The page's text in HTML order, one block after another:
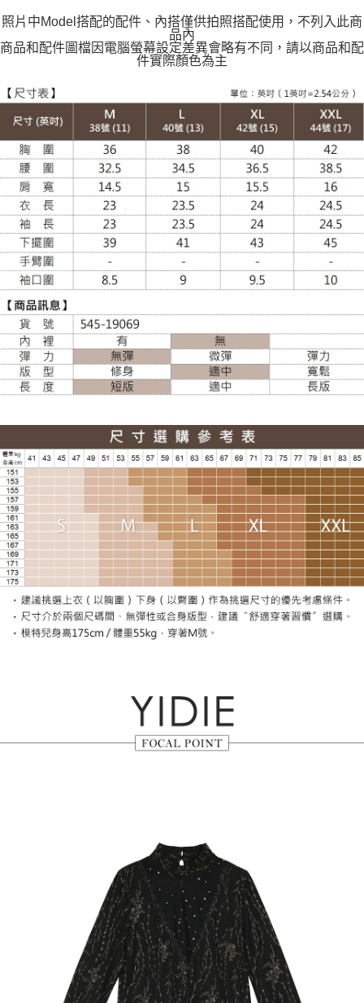
每筆NT$100，滿NT$988(含以上)免運費
付款後萊爾富取貨
每筆NT$100，滿NT$988(含以上)免運費
7-11取貨付款
每筆NT$100，滿NT$988(含以上)免運費
付款後7-11取貨
每筆NT$100，滿NT$988(含以上)免運費
大嘴鳥宅配通
每筆NT$100，滿NT$988(含以上)免運費
貨到付款
每筆NT$120
照片中Model搭配的配件、內搭僅供拍照搭配使用，不列入此商
品內
商品和配件圖檔因電腦螢幕設定差異會略有不同，請以商品和配
件實際顏色為主